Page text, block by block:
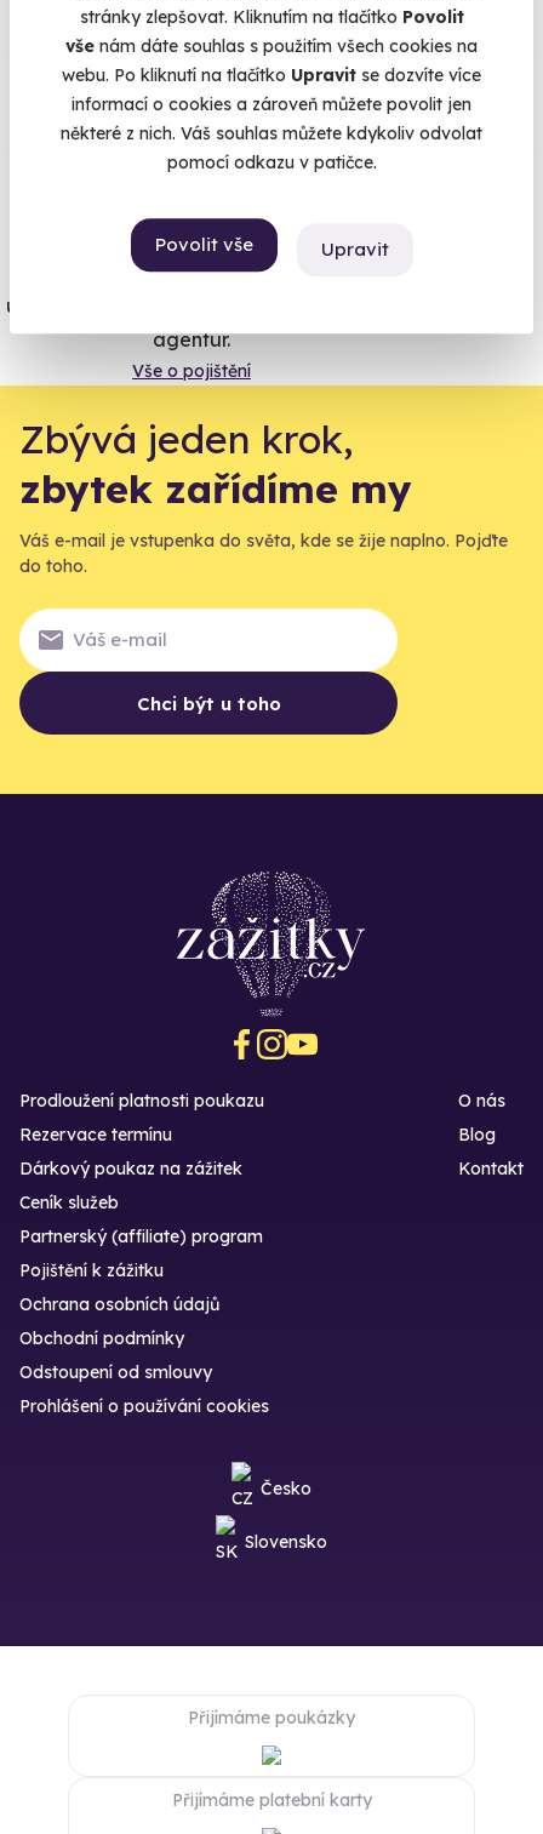
stránky zlepšovat. Kliknutím na tlačítko Povolit
vše nám dáte souhlas s použitím všech cookies na
webu. Po kliknutí na tlačítko Upravit se dozvíte více
informací o cookies a zároveň můžete povolit jen
některé z nich. Váš souhlas můžete kdykoliv odvolat
pomocí odkazu v patičce.
Povolit vše Upravit
Co si o nás myslí
Zobraz ohlasy
Jeden nikdy neví. Máme nejvyšší
úrazové pojištění z nabídky zážitkových
agentur.
Vše o pojištění
Zbývá jeden krok,
zbytek zařídíme my
Váš e-mail je vstupenka do světa, kde se žije naplno. Pojďte
do toho.
Chci být u toho
Prodloužení platnosti poukazu
Rezervace termínu
Dárkový poukaz na zážitek
O nás
Blog
Kontakt
Ceník služeb
Partnerský (affiliate) program
Pojištění k zážitku
Ochrana osobních údajů
Obchodní podmínky
Odstoupení od smlouvy
Prohlášení o používání cookies
Česko
Slovensko
Přijímáme poukázky
Přijímáme platební karty